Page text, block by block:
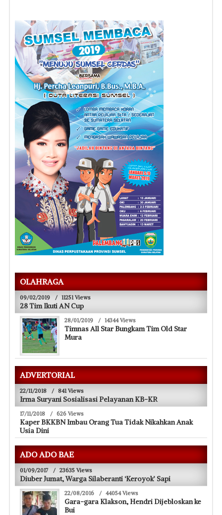
OLAHRAGA
09/02/2019 / 11251 Views
28 Tim Ikuti AN Cup
28/01/2019 / 14344 Views
Timnas All Star Bungkam Tim Old Star
Mura
ADVERTORIAL
22/11/2018 / 841 Views
Irma Suryani Sosialisasi Pelayanan KB-KR
17/11/2018 / 626 Views
Kaper BKKBN Imbau Orang Tua Tidak Nikahkan Anak
Usia Dini
ADO ADO BAE
01/09/2017 / 23635 Views
Diuber Jumat, Warga Silaberanti ‘Keroyok’ Sapi
22/08/2016 / 44054 Views
Gara-gara Klakson, Hendri Dijebloskan ke
Bui